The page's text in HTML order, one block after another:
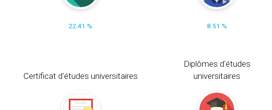
22.41 % 8.51 %
Certificat d'études universitaires
Diplômes d'études
universitaires